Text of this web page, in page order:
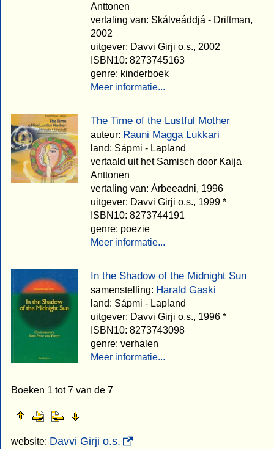
Anttonen
vertaling van: Skálveáddjá - Driftman,
2002
uitgever: Davvi Girji o.s., 2002
ISBN10: 8273745163
genre: kinderboek
Meer informatie...
The Time of the Lustful Mother
auteur: Rauni Magga Lukkari
land: Sápmi - Lapland
vertaald uit het Samisch door Kaija
Anttonen
vertaling van: Árbeeadni, 1996
uitgever: Davvi Girji o.s., 1999 *
ISBN10: 8273744191
genre: poezie
Meer informatie...
In the Shadow of the Midnight Sun
samenstelling: Harald Gaski
land: Sápmi - Lapland
uitgever: Davvi Girji o.s., 1996 *
ISBN10: 8273743098
genre: verhalen
Meer informatie...
Boeken 1 tot 7 van de 7
website: Davvi Girji o.s.